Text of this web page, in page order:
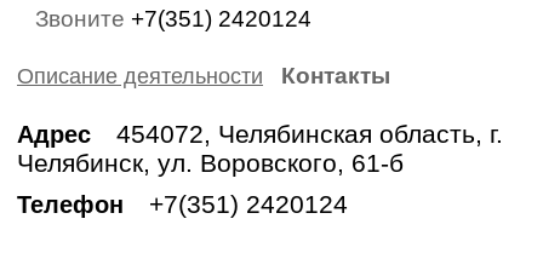
Звоните +7(351) 2420124
Описание деятельности Контакты
Адрес
454072, Челябинская область, г.
Челябинск, ул. Воровского, 61-б
Телефон +7(351) 2420124